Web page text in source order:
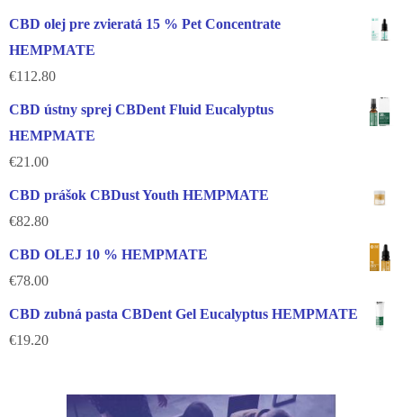
CBD olej pre zvieratá 15 % Pet Concentrate
HEMPMATE
€112.80
CBD ústny sprej CBDent Fluid Eucalyptus
HEMPMATE
€21.00
CBD prášok CBDust Youth HEMPMATE
€82.80
CBD OLEJ 10 % HEMPMATE
€78.00
CBD zubná pasta CBDent Gel Eucalyptus HEMPMATE
€19.20